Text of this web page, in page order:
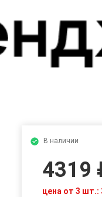
В наличии
4319
цена от 3 шт.: